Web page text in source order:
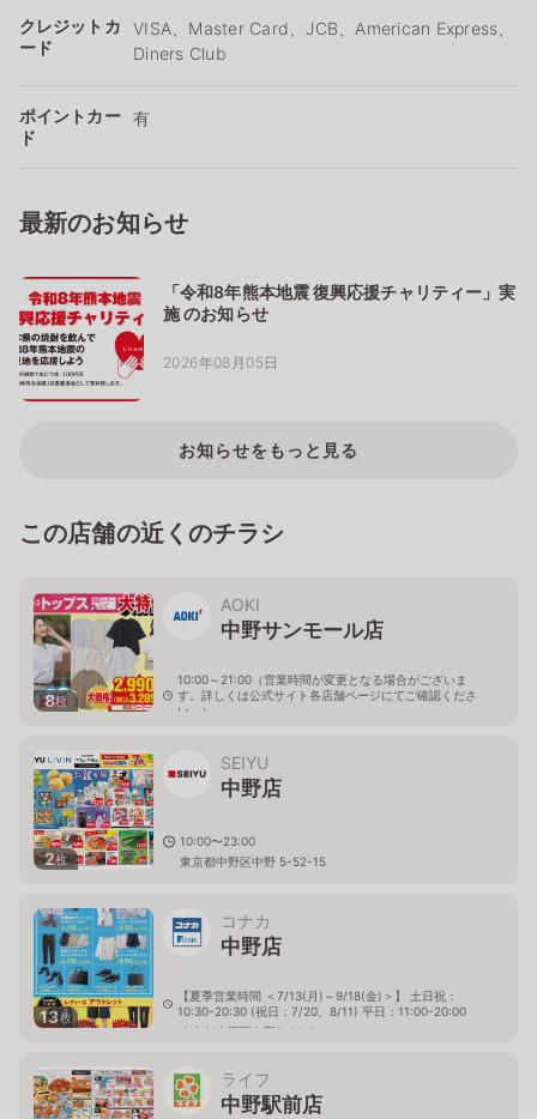
クレジットカ
ード
VISA、Master Card、JCB、American Express、
Diners Club
ポイントカー
ド
有
最新のお知らせ
「令和8年熊本地震 復興応援チャリティー」実
施 のお知らせ
2026年08月05日
お知らせをもっと見る
この店舗の近くのチラシ
8枚
AOKI
中野サンモール店
10:00～21:00（営業時間が変更となる場合がございま
す。詳しくは公式サイト各店舗ページにてご確認くださ
い。）
2枚
SEIYU
中野店
10:00〜23:00
東京都中野区中野 5-52-15
13枚
コナカ
中野店
【夏季営業時間 ＜7/13(月)～9/18(金)＞】 土日祝：
10:30-20:30 (祝日：7/20、8/11) 平日：11:00-20:00
東京都中野区中野5-68-2
ライフ
中野駅前店